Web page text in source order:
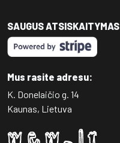
SAUGUS ATSISKAITYMAS
Mus rasite adresu:
K. Donelaičio g. 14
Kaunas, Lietuva